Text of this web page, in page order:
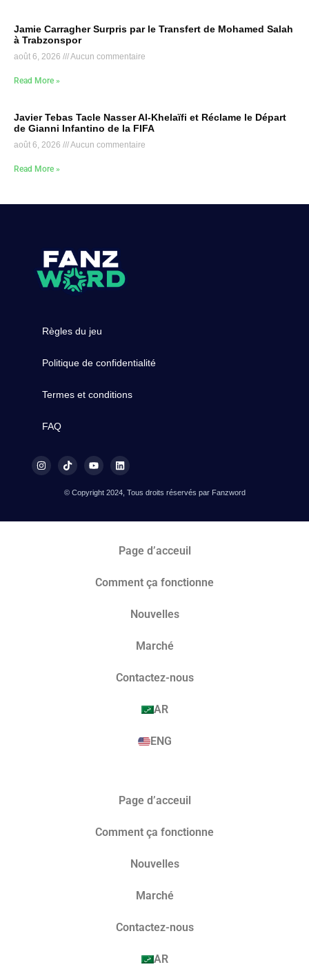
Jamie Carragher Surpris par le Transfert de Mohamed Salah
à Trabzonspor
août 6, 2026 Aucun commentaire
Read More »
Javier Tebas Tacle Nasser Al-Khelaïfi et Réclame le Départ
de Gianni Infantino de la FIFA
août 6, 2026 Aucun commentaire
Read More »
Règles du jeu
Politique de confidentialité
Termes et conditions
FAQ
© Copyright 2024, Tous droits réservés par Fanzword
Page d’acceuil
Comment ça fonctionne
Nouvelles
Marché​
Contactez-nous
AR
ENG
Page d’acceuil
Comment ça fonctionne
Nouvelles
Marché​
Contactez-nous
AR